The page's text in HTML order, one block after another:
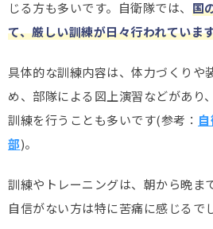
じる方も多いです。自衛隊では、 国
て、厳しい訓練が日々行われていま
具体的な訓練内容は、体力づくりや
め、部隊による図上演習などがあり
訓練を行うことも多いです(参考：
部)。
訓練やトレーニングは、朝から晩ま
自信がない方は特に苦痛に感じるで